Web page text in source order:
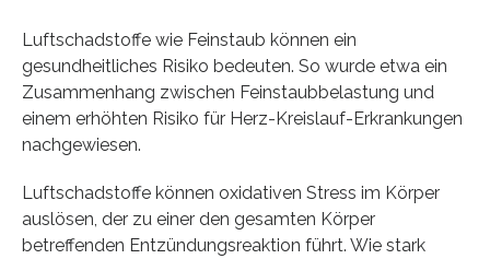
Luftschadstoffe wie Feinstaub können ein
gesundheitliches Risiko bedeuten. So wurde etwa ein
Zusammenhang zwischen Feinstaubbelastung und
einem erhöhten Risiko für Herz-Kreislauf-Erkrankungen
nachgewiesen.
Luftschadstoffe können oxidativen Stress im Körper
auslösen, der zu einer den gesamten Körper
betreffenden Entzündungsreaktion führt. Wie stark